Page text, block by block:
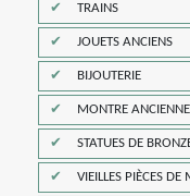
TRAINS
JOUETS ANCIENS
BIJOUTERIE
MONTRE
STATUES DE
VIEILLES PIÈCES